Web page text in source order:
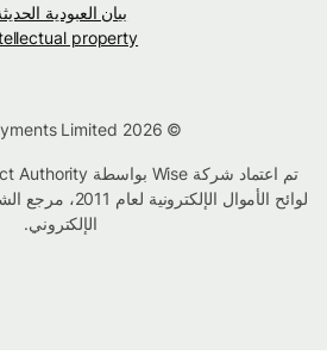
بيان العبودية الحديثة
Intellectual property
لوائح الأموال الإلكترونية لعام 2011، مرجع الشركة
الإلكتروني.